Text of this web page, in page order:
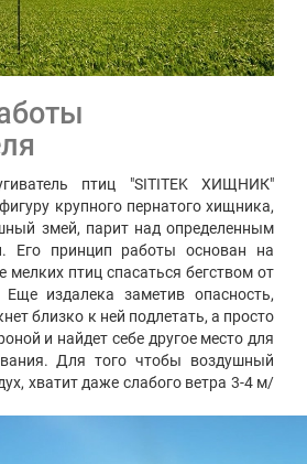
птиц "SITITEK ХИЩНИК"
крупного пернатого хищника,
змей, парит над определенным
Его принцип работы основан на
мелких птиц спасаться бегством от
издалека заметив опасность,
близко к ней подлетать, а просто
и найдет себе другое место для
Для того чтобы воздушный
хватит даже слабого ветра 3-4 м/